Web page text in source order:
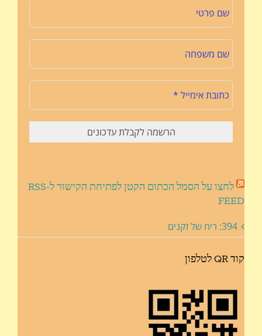
לחצו על הסמל הכתום הקטן לפתיחת הקישור ל-RSS
FEED
394: ריח של זקנים
קוד QR לטלפון